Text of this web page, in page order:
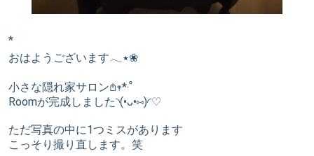
*
おはようございます𓂃٭❀
小さな隠れ家サロン𖤘𖥧*‧ﹾ
Roomが完成しました◝(•ᴗ•⑅)◜♡
ただ写真の中に1つミスがあります
こっそり撮り直します。笑